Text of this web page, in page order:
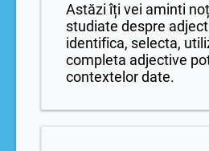
Astăzi îți vei aminti
studiate despre
identifica, selecta,
completa adjective
contextelor date.